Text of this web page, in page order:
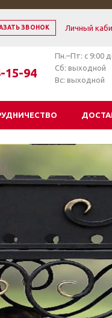
ЗВОНОК Личный
15-94
Пн.–Пт: с 9:00
Сб: выходной
Вс: выходной